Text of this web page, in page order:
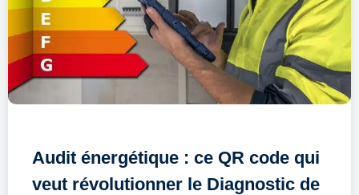
Audit énergétique : ce QR code qui
veut révolutionner le Diagnostic de